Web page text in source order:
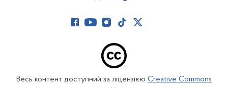
Весь контент доступний за ліцензією Creative Commons